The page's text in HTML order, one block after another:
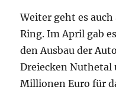
Weiter geht es
Ring. Im April gab
den Ausbau der
Dreiecken Nuthetal
Millionen Euro für